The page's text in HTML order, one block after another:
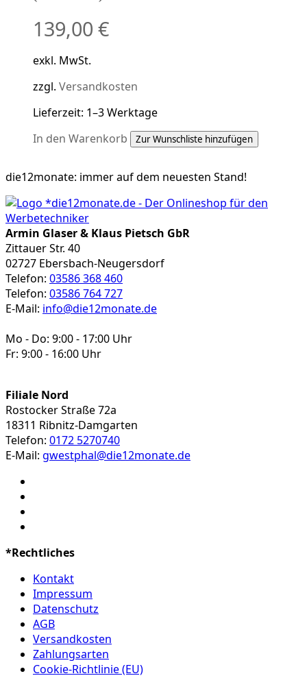
139,00 €
exkl. MwSt.
zzgl. Versandkosten
Lieferzeit: 1–3 Werktage
In den Warenkorb
Zur Wunschliste hinzufügen
die12monate: immer auf dem neuesten Stand!
Armin Glaser & Klaus Pietsch GbR
Zittauer Str. 40
02727 Ebersbach-Neugersdorf
Telefon: 03586 368 460
Telefon: 03586 764 727
E-Mail: info@die12monate.de
Mo - Do: 9:00 - 17:00 Uhr
Fr: 9:00 - 16:00 Uhr
Filiale Nord
Rostocker Straße 72a
18311 Ribnitz-Damgarten
Telefon: 0172 5270740
E-Mail: gwestphal@die12monate.de
*Rechtliches
Kontakt
Impressum
Datenschutz
AGB
Versandkosten
Zahlungsarten
Cookie-Richtlinie (EU)